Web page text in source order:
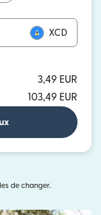
XCD
3,49 EUR
103,49 EUR
de changer.